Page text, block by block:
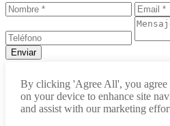
info@raytu.com
By clicking 'Agree All', you agree
on your device to enhance site
and assist with our marketing